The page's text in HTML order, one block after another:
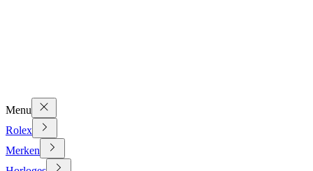
Menu
Rolex
Merken